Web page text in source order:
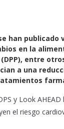
han
en la
entre
a una
y Look
el riesgo